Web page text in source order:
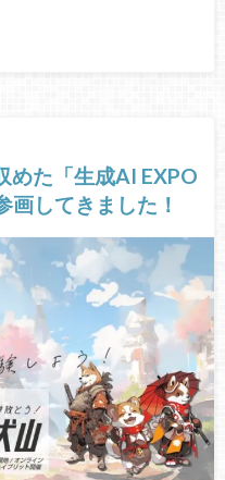
めた「生成AI EXPO
画してきました！